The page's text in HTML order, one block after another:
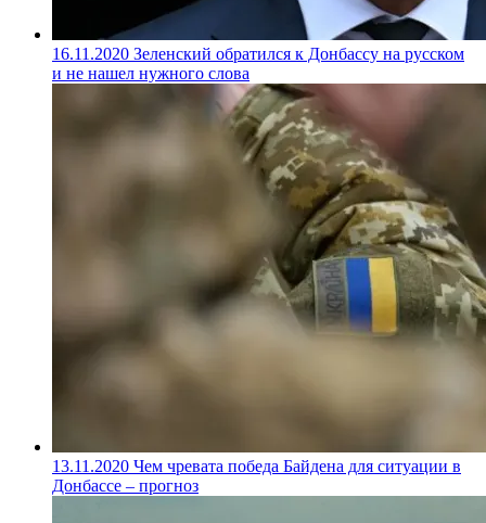
16.11.2020 Зеленский обратился к Донбассу на русском
и не нашел нужного слова
13.11.2020 Чем чревата победа Байдена для ситуации в
Донбассе – прогноз